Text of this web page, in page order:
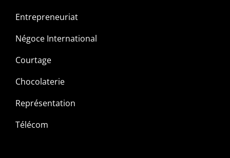
Entrepreneuriat
Négoce International
Courtage
Chocolaterie
Représentation
Télécom